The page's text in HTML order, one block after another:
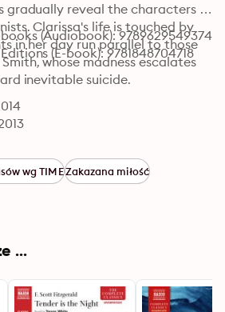
gradually reveal the characters of
Clarissa's life is touched by
in her day run parallel to those
whose madness escalates
inevitable suicide.
(Audiobook): 9789629549374
(E-book): 9781848704718
wg TIMEZakazana miłość
...